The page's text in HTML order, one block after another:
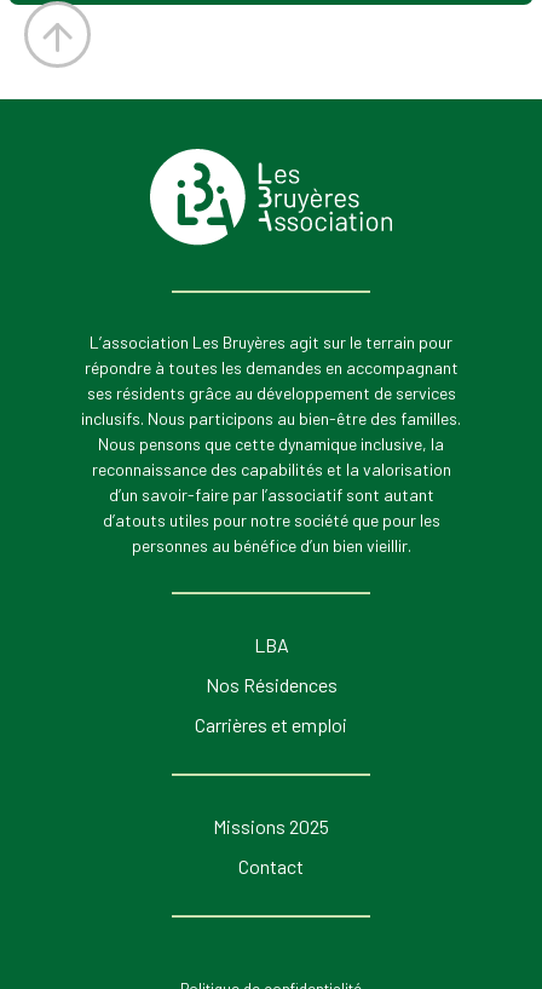
L’association Les Bruyères agit sur le terrain pour
répondre à toutes les demandes en accompagnant
ses résidents grâce au développement de services
inclusifs. Nous participons au bien-être des familles.
Nous pensons que cette dynamique inclusive, la
reconnaissance des capabilités et la valorisation
d’un savoir-faire par l’associatif sont autant
d’atouts utiles pour notre société que pour les
personnes au bénéfice d’un bien vieillir.
LBA
Nos Résidences
Carrières et emploi
Missions 2025
Contact